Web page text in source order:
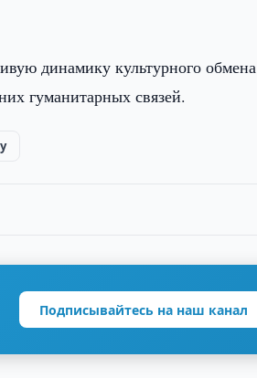
динамику культурного обмена
гуманитарных связей.
Подписывайтесь на наш канал